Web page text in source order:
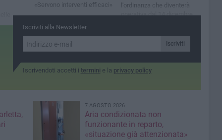
«Servono interventi efficaci»
l'ordinanza che diventerà
operativa dal 14 dicembre
Iscriviti alla Newsletter
Iscriviti
Iscrivendoti accetti i termini e la privacy policy
7 AGOSTO 2026
Aria condizionata non
funzionante in reparto,
«situazione già attenzionata»